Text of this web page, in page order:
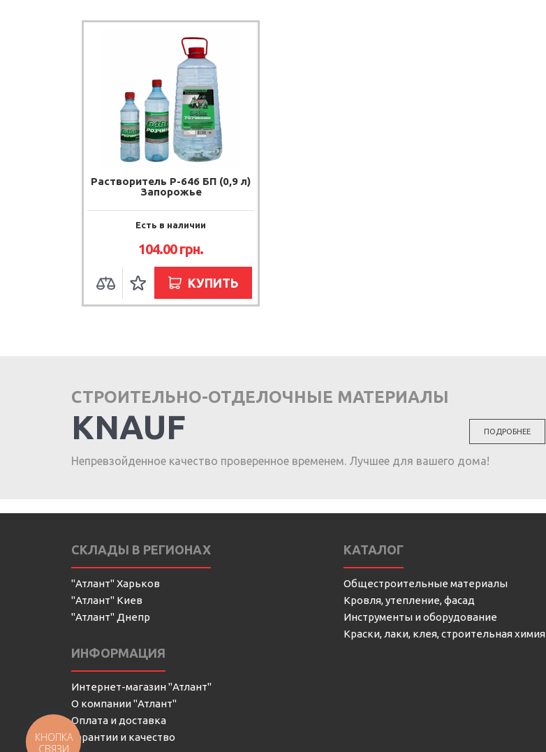
Растворитель Р-646 БП (0,9 л)
Запорожье
Есть в наличии
104.00грн.
КУПИТЬ
СТРОИТЕЛЬНО-ОТДЕЛОЧНЫЕ МАТЕРИАЛЫ
KNAUF
Непревзойденное качество проверенное временем. Лучшее для вашего дома!
ПОДРОБНЕЕ
СКЛАДЫ В РЕГИОНАХ
"Атлант" Харьков
"Атлант" Киев
"Атлант" Днепр
ИНФОРМАЦИЯ
Интернет-магазин "Атлант"
О компании "Атлант"
Оплата и доставка
Гарантии и качество
КАТАЛОГ
Общестроительные материалы
Кровля, утепление, фасад
Инструменты и оборудование
Краски, лаки, клея, строительная химия
КНОПКА
СВЯЗИ